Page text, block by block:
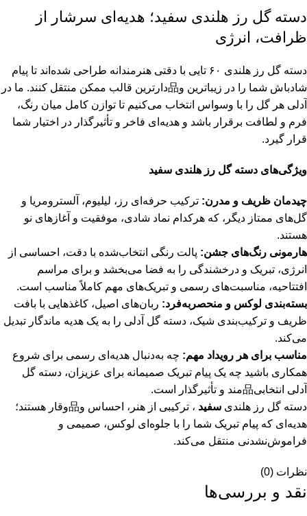
دسته گل رز هلندی سفید؛ هدیه‌ای سرشار از
ظرافت، انرژی
دسته گل رز هلندی ۶۰ تایی با دقتی هنرمندانه طراحی شده‌اند تا پیام
شادباش شما را در زیباترین و品‌دارترین قالب ممکن منتقل کنند. ما در
آدلی هر گل را با وسواس انتخاب می‌کنیم تا توازن کامل میان رنگ،
فرم و لطافت برقرار باشد و هدیه‌ای فاخر و تأثیرگذار در اختیار شما
قرار گیرد.
ویژگی‌های دسته گل رز هلندی سفید
چیدمان ظریف و مدرن: ترکیب حرفه‌ای رز، لیلیوم، آلسترومریا و
گل‌های ممتاز دیگر، که هرکدام نماد شادی، موفقیت و آغازهای نو
هستند.
هارمونی رنگ‌های جشن: پالت رنگی انتخاب‌شده با دقت، احساسی از
انرژی، تبریک و درخشندگی را به فضا می‌بخشد و برای مراسم
افتتاحیه، مناسبت‌های رسمی و تبریک‌های مهم کاملاً مناسب است.
بسته‌بندی لوکس و منحصربه‌فرد: ربان‌های اصیل، کاغذهایی با بافت
ظریف و ترکیب‌بندی شیک، دسته گل آدلی را به یک هدیه ماندگار تبدیل
می‌کند.
مناسب برای هر رویداد مهم: چه به‌دنبال هدیه‌ای رسمی برای شروع
همکاری باشید چه یک پیام تبریک صمیمانه برای عزیزان، دسته گل
آدلی انتخابی品‌مند و تأثیرگذار است.
دسته گل رز هلندی سفید
، ترکیبی از هنر، احساس و品‌وقار هستند؛
هدیه‌ای که پیام تبریک شما را با جلوه‌ای لوکس، صمیمی و
فراموش‌نشدنی منتقل می‌کند.
نظرات (0)
نقد و بررسی‌ها